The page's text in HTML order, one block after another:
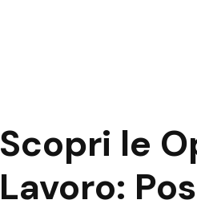
Scopri le
Lavoro: